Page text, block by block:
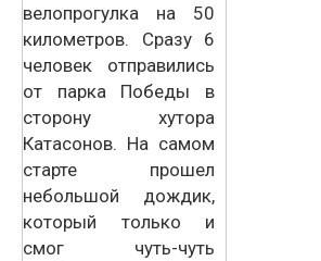
велопрогулка на 50
километров. Сразу 6
человек отправились
от парка Победы в
сторону хутора
Катасонов. На самом
старте прошел
небольшой дождик,
который только и
смог чуть-чуть